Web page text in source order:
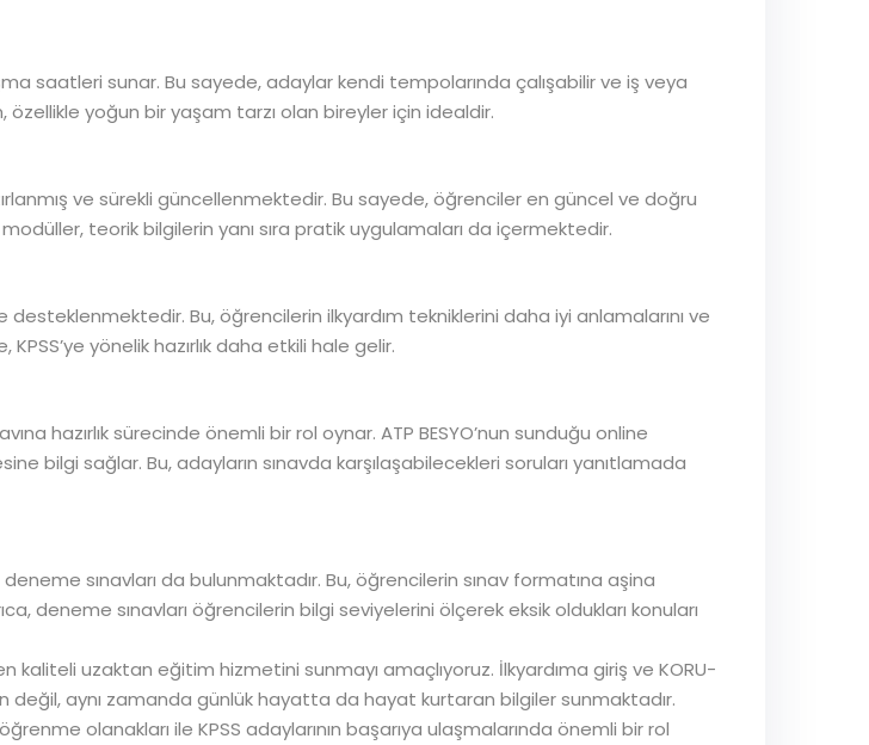
saatleri sunar. Bu sayede, adaylar kendi tempolarında çalışabilir ve iş veya
yoğun bir yaşam tarzı olan bireyler için idealdir.
ve sürekli güncellenmektedir. Bu sayede, öğrenciler en güncel ve doğru
teorik bilgilerin yanı sıra pratik uygulamaları da içermektedir.
Bu, öğrencilerin ilkyardım tekniklerini daha iyi anlamalarını ve
yönelik hazırlık daha etkili hale gelir.
hazırlık sürecinde önemli bir rol oynar. ATP BESYO’nun sunduğu online
bilgi sağlar. Bu, adayların sınavda karşılaşabilecekleri soruları yanıtlamada
sınavları da bulunmaktadır. Bu, öğrencilerin sınav formatına aşina
deneme sınavları öğrencilerin bilgi seviyelerini ölçerek eksik oldukları konuları
kaliteli uzaktan eğitim hizmetini sunmayı amaçlıyoruz. İlkyardıma giriş ve KORU-
değil, aynı zamanda günlük hayatta da hayat kurtaran bilgiler sunmaktadır.
olanakları ile KPSS adaylarının başarıya ulaşmalarında önemli bir rol